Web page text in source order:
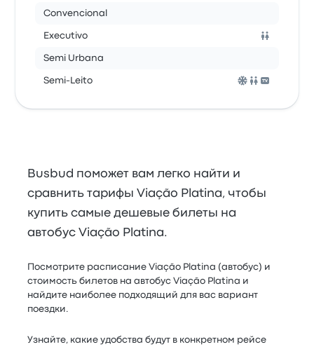
Convencional
Executivo
Semi Urbana
Semi-Leito
Busbud поможет вам легко найти и
сравнить тарифы Viação Platina, чтобы
купить самые дешевые билеты на
автобус Viação Platina.
Посмотрите расписание Viação Platina (автобус) и
стоимость билетов на автобус Viação Platina и
найдите наиболее подходящий для вас вариант
поездки.
Узнайте, какие удобства будут в конкретном рейсе